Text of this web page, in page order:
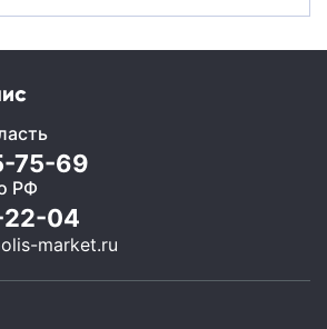
75-69
РФ
04
market.ru